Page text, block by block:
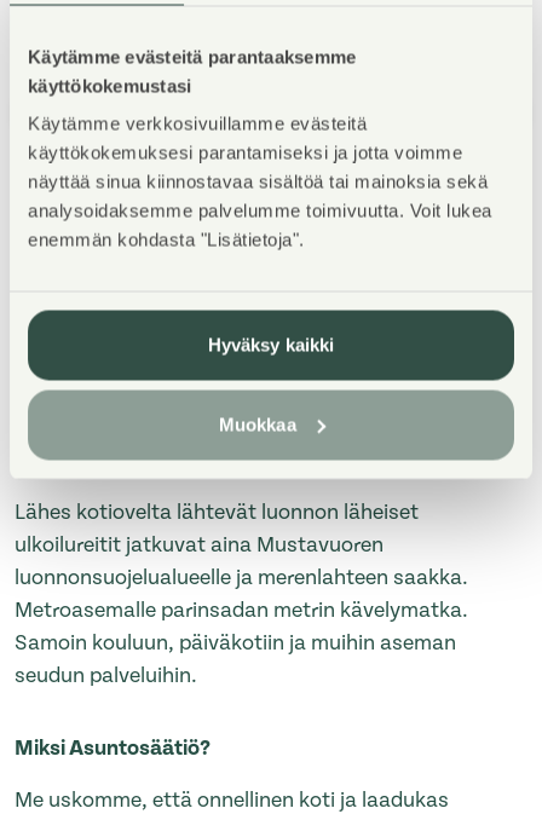
Käytämme evästeitä parantaaksemme
käyttökokemustasi
Käytämme verkkosivuillamme evästeitä
käyttökokemuksesi parantamiseksi ja jotta voimme
näyttää sinua kiinnostavaa sisältöä tai mainoksia sekä
analysoidaksemme palvelumme toimivuutta. Voit lukea
enemmän kohdasta "Lisätietoja".
Hyväksy kaikki
Muokkaa
Kohteen esittely
Viihtyisä kerrostalokohde Mellunmäessä. Asunnot
ovat yksiöistä aina neljän huoneen ja keittiön
asuntoihin saakka. Osassa asuntoja on parveke.
Lähes kotiovelta lähtevät luonnon läheiset
ulkoilureitit jatkuvat aina Mustavuoren
luonnonsuojelualueelle ja merenlahteen saakka.
Metroasemalle parinsadan metrin kävelymatka.
Samoin kouluun, päiväkotiin ja muihin aseman
seudun palveluihin.
Miksi Asuntosäätiö?
Me uskomme, että onnellinen koti ja laadukas